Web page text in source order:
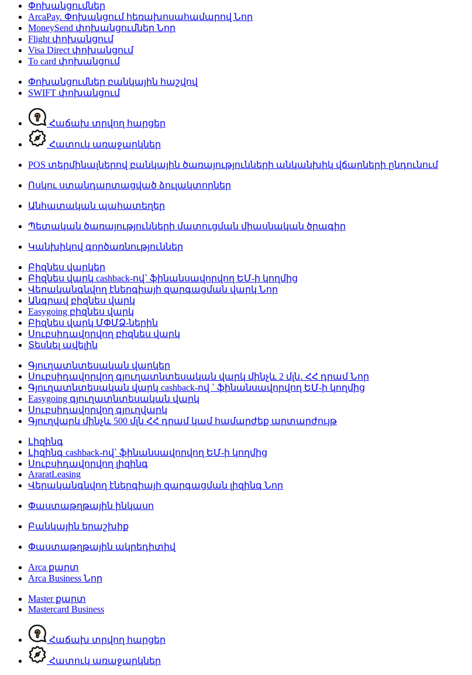
Փոխանցումներ
ArcaPay. Փոխանցում հեռախոսահամարով Նոր
MoneySend փոխանցումներ Նոր
Flight փոխանցում
Visa Direct փոխանցում
To card փոխանցում
Փոխանցումներ բանկային հաշվով
SWIFT փոխանցում
Հաճախ տրվող հարցեր
Հատուկ առաջարկներ
POS տերմինալներով բանկային ծառայությունների անկանխիկ վճարների ընդունում
Ոսկու ստանդարտացված ձուլակտորներ
Անհատական պահատեղեր
Պետական ծառայությունների մատուցման միասնական ծրագիր
Կանխիկով գործառնություններ
Բիզնես վարկեր
Բիզնես վարկ cashback-ով` ֆինանսավորվող ԵՄ-ի կողմից
Վերականգնվող էներգիայի զարգացման վարկ Նոր
Անգրավ բիզնես վարկ
Easygoing բիզնես վարկ
Բիզնես վարկ ՄՓՄՁ-ներին
Սուբսիդավորվող բիզնես վարկ
Տեսնել ավելին
Գյուղատնտեսական վարկեր
Սուբսիդավորվող գյուղատնտեսական վարկ մինչև 2 մլն․ ՀՀ դրամՆոր
Գյուղատնտեսական վարկ cashback-ով ` ֆինանսավորվող ԵՄ-ի կողմից
Easygoing գյուղատնտեսական վարկ
Սուբսիդավորվող գյուղվարկ
Գյուղվարկ մինչև 500 մլն ՀՀ դրամ կամ համարժեք արտարժույթ
Լիզինգ
Լիզինգ cashback-ով` ֆինանսավորվող ԵՄ-ի կողմից
Սուբսիդավորվող լիզինգ
AraratLeasing
Վերականգնվող էներգիայի զարգացման լիզինգ Նոր
Փաստաթղթային ինկասո
Բանկային երաշխիք
Փաստաթղթային ակրեդիտիվ
Arca քարտ
Arca Business Նոր
Master քարտ
Mastercard Business
Հաճախ տրվող հարցեր
Հատուկ առաջարկներ